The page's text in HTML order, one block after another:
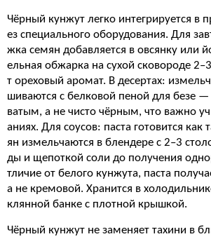
Чёрный кунжут легко интегрируется в
ез специального оборудования. Для
жка семян добавляется в овсянку или
ельная обжарка на сухой сковороде
т ореховый аромат. В десертах:
шиваются с белковой пеной для безе —
ватым, а не чисто чёрным, что важно
аниях. Для соусов: паста готовится
ян измельчаются в блендере с 2–3
ды и щепоткой соли до получения
тличие от белого кунжута, паста
а не кремовой. Хранится в
клянной банке с плотной крышкой.
Чёрный кунжут не заменяет тахини в